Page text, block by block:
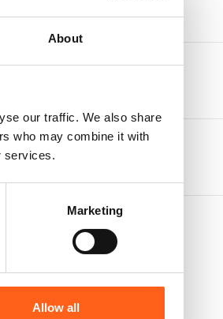
About
our traffic. We also share
who may combine it with
services.
Marketing
Allow all